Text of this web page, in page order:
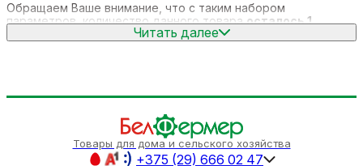
Обращаем Ваше внимание, что с таким набором
параметров, количество данного товараосталось 1.
Выбирая продукцию в нашем интернет-магазине, Вы всегда
будете уверены в качестве приобретенного товара, а мы
всегда будем рады видеть Вас снова.
БелФермер"
Читать далее
Товары для дома и сельского хозяйства
+375 (29) 666 02 47